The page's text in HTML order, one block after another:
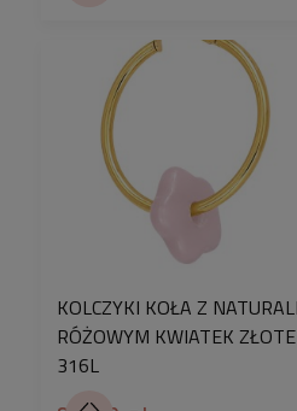
KOLCZYKI KOŁA Z
RÓŻOWYM KWIATEK
316L